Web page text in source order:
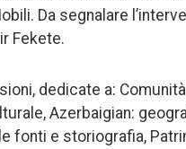
Da segnalare
Fekete.
dedicate a:
Azerbaigian:
fonti e storiografia,